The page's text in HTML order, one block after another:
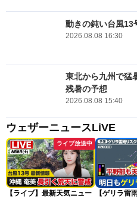
動きの鈍い台風
2026.08.08 16:30
東北から九州で
残暑の予想
2026.08.08 15:40
ウェザーニュースLiVE
ライブ放送中
【ライブ】最新天気ニュー
【ゲリラ雷